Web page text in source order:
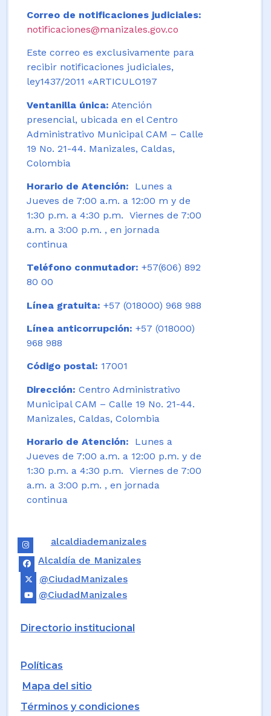
Correo de notificaciones judiciales:
notificaciones@manizales.gov.co
Este correo es exclusivamente para
recibir notificaciones judiciales,
ley1437/2011 «ARTICULO197
Ventanilla única: Atención
presencial, ubicada en el Centro
Administrativo Municipal CAM – Calle
19 No. 21-44. Manizales, Caldas,
Colombia
Horario de Atención:
Lunes a
Jueves de 7:00 a.m. a 12:00 m y de
1:30 p.m. a 4:30 p.m. Viernes de 7:00
a.m. a 3:00 p.m. , en jornada
continua
Teléfono conmutador: +57(606) 892
80 00
Línea gratuita: +57 (018000) 968 988
Línea anticorrupción: +57 (018000)
968 988
Código postal: 17001
Dirección: Centro Administrativo
Municipal CAM – Calle 19 No. 21-44.
Manizales, Caldas, Colombia
Horario de Atención: Lunes a
Jueves de 7:00 a.m. a 12:00 p.m. y de
1:30 p.m. a 4:30 p.m. Viernes de 7:00
a.m. a 3:00 p.m. , en jornada
continua
alcaldiademanizales
Alcaldía de Manizales
@CiudadManizales
@CiudadManizales
Directorio institucional
Políticas
Mapa del sitio
Términos y condiciones